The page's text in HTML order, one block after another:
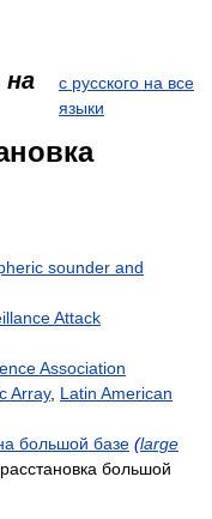
на
с русского на все
языки
sounder and
Attack
Association
Array, Latin American
большой базе (large
большой